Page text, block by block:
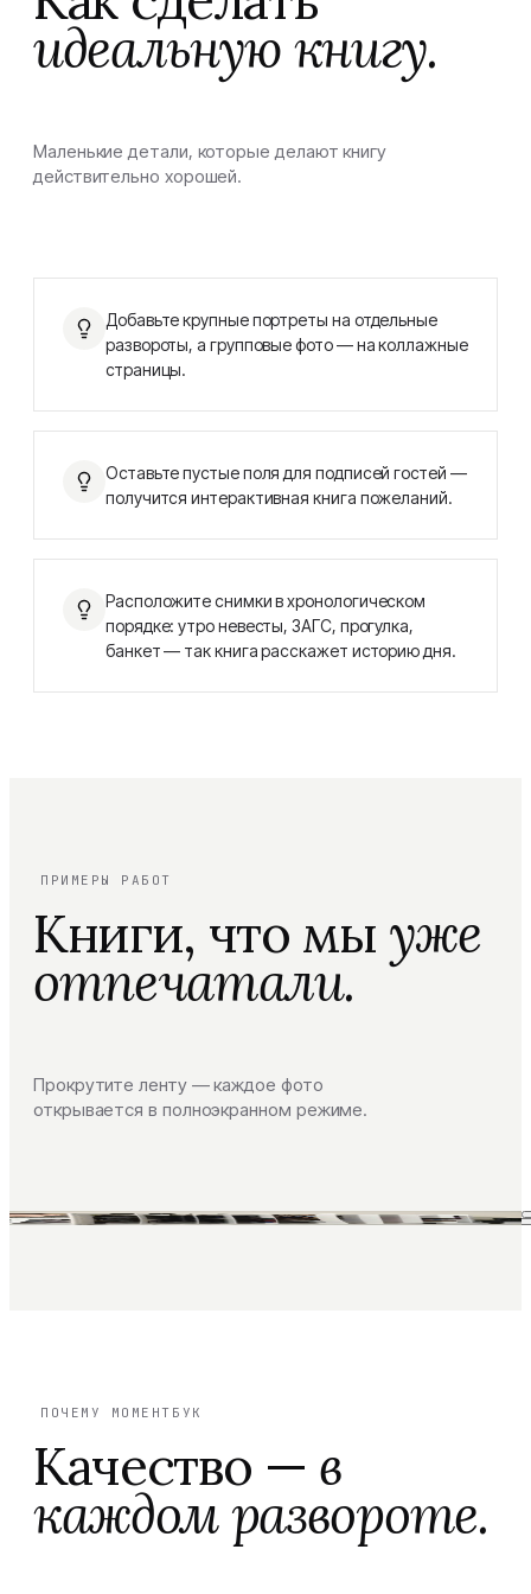
идеальную книгу.
Маленькие детали, которые делают книгу
действительно хорошей.
Добавьте крупные портреты на отдельные
развороты, а групповые фото — на коллажные
страницы.
Оставьте пустые поля для подписей гостей —
получится интерактивная книга пожеланий.
Расположите снимки в хронологическом
порядке: утро невесты, ЗАГС, прогулка,
банкет — так книга расскажет историю дня.
ПРИМЕРЫ РАБОТ
Книги, что мы уже
отпечатали.
Прокрутите ленту — каждое фото
открывается в полноэкранном режиме.
ПОЧЕМУ МОМЕНТБУК
Качество — в
каждом развороте.